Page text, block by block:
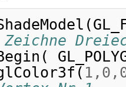
(
(
( 1 , 0 ,